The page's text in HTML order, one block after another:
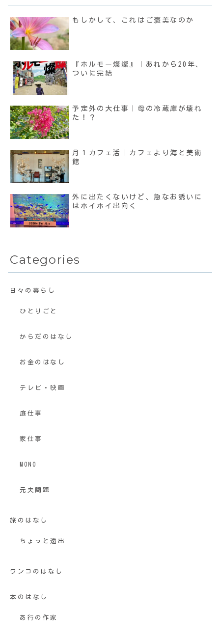
もしかして、これはご褒美なのか
『ホルモー燦燦』｜あれから20年、
ついに完結
予定外の大仕事｜母の冷蔵庫が壊れ
た！？
月１カフェ活｜カフェより海と美術
館
外に出たくないけど、急なお誘いに
はホイホイ出向く
Categories
日々の暮らし
ひとりごと
からだのはなし
お金のはなし
テレビ・映画
庭仕事
家仕事
MONO
元夫問題
旅のはなし
ちょっと遠出
ワンコのはなし
本のはなし
あ行の作家